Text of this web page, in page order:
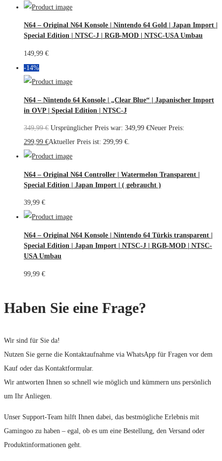
N64 – Original N64 Konsole | Nintendo 64 Gold | Japan Import |
Special Edition | NTSC-J | RGB-MOD | NTSC-USA Umbau
149,99 €
-14%
N64 – Nintendo 64 Konsole | „Clear Blue“ | Japanischer Import
in OVP | Special Edition | NTSC-J
349,99€ Ursprünglicher Preis war: 349,99 €Neuer Preis:
299,99 €Aktueller Preis ist: 299,99 €.
N64 – Original N64 Controller | Watermelon Transparent |
Special Edition | Japan Import | ( gebraucht )
39,99 €
N64 – Original N64 Konsole | Nintendo 64 Türkis transparent |
Special Edition | Japan Import | NTSC-J | RGB-MOD | NTSC-
USA Umbau
99,99 €
Haben Sie eine Frage?
Wir sind für Sie da!
Nutzen Sie gerne die Kontaktaufnahme via WhatsApp für Fragen vor dem
Kauf oder das Kontaktformular.
Wir antworten Ihnen so schnell wie möglich und kümmern uns persönlich
um Ihr Anliegen.
Unser Support-Team hilft Ihnen dabei, das bestmögliche Erlebnis mit
Gamingoo zu haben – egal, ob es um eine Bestellung, den Versand oder
Produktinformationen geht.